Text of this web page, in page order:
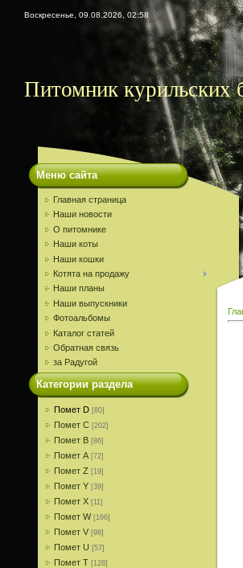
Воскресенье, 09.08.2026, 02:58
Питомник курильских
Меню сайта
Главная страница
Наши новости
О питомнике
Наши коты
Наши кошки
Котята на продажу
Наши планы
Наши выпускники
Фотоальбомы
Каталог статей
Обратная связь
за Радугой
Категории раздела
Помет D [80]
Помет С [202]
Помет В [86]
Помет A [72]
Помет Z [19]
Помет Y [39]
Помет X [11]
Помет W [166]
Помет V [98]
Помет U [57]
Помет T [128]